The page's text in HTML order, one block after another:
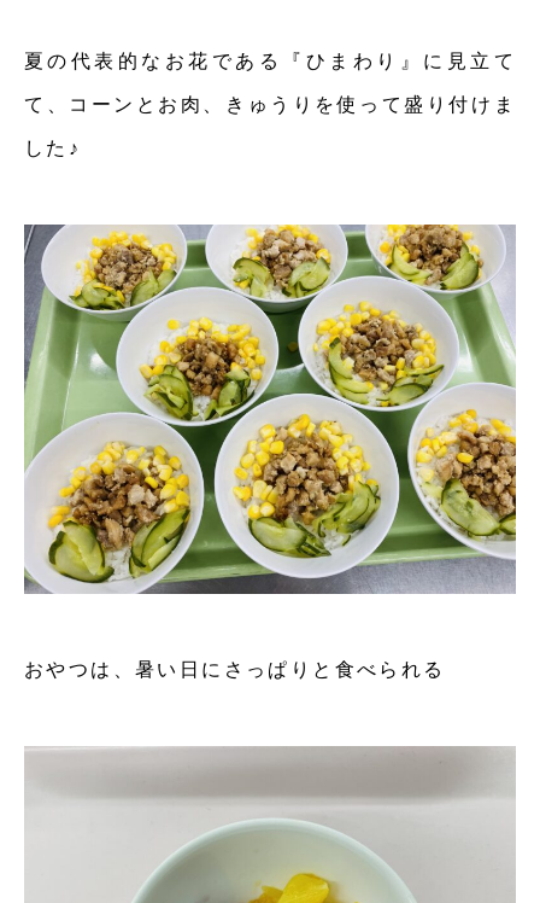
夏の代表的なお花である『ひまわり』に見立て
て、コーンとお肉、きゅうりを使って盛り付けま
した♪
おやつは、暑い日にさっぱりと食べられる